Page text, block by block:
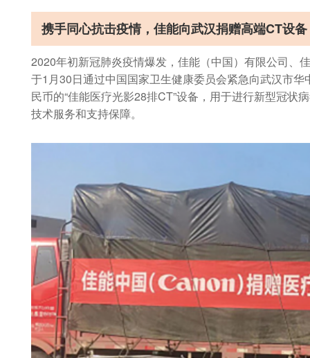
携手同心抗击疫情，佳能向武汉捐赠高端CT设备
2020年初新冠肺炎疫情爆发，佳能（中国）有限公司、
于1月30日通过中国国家卫生健康委员会紧急向武汉市
民币的“佳能医疗光影28排CT”设备，用于进行新型冠状
技术服务和支持保障。